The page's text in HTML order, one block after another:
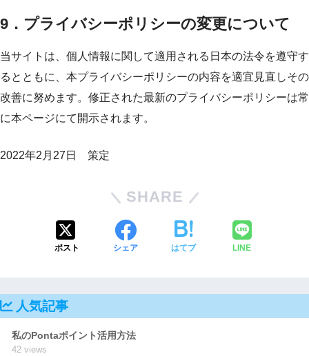
9． プライバシーポリシーの変更について
当サイトは、個人情報に関して適用される日本の法令を遵守す
るとともに、本プライバシーポリシーの内容を適宜見直しその
改善に努めます。修正された最新のプライバシーポリシーは常
に本ページにて開示されます。
2022年2月27日 策定
SHARE
ポスト シェア はてブ LINE
人気記事
私のPontaポイント活用方法
42 views